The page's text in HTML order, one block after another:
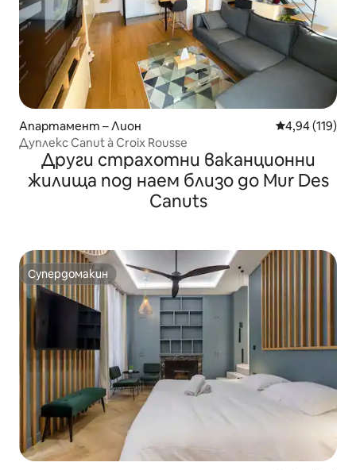
Апартамент – Лион Средна
4,94 (119)
Дуплекс Canut à Croix Rousse
Други страхотни ваканционни
жилища под наем близо до Mur Des
Canuts
Супердомакин
Супердомакин